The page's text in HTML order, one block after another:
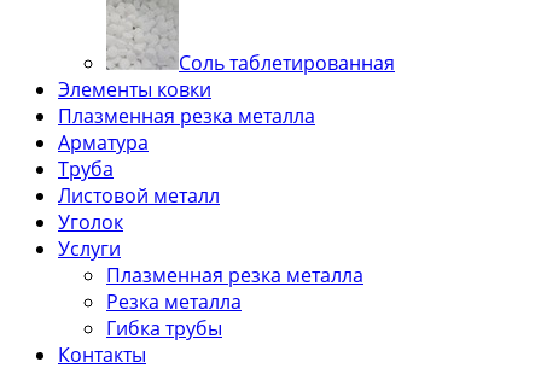
Соль таблетированная
Элементы ковки
Плазменная резка металла
Арматура
Труба
Листовой металл
Уголок
Услуги
Плазменная резка металла
Резка металла
Гибка трубы
Контакты